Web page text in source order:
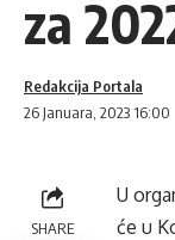
za
26 Januara, 2023 16:00
Redakcija Portala
SHARE
U
će u